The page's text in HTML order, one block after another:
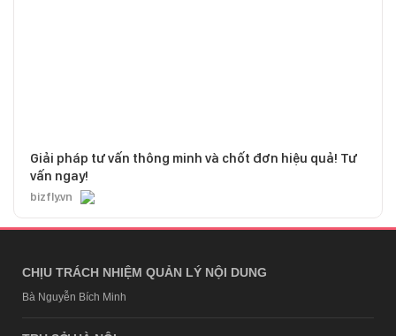
Giải pháp tư vấn thông minh và chốt đơn hiệu quả! Tư
vấn ngay!
bizfly.vn
CHỊU TRÁCH NHIỆM QUẢN LÝ NỘI DUNG
Bà Nguyễn Bích Minh